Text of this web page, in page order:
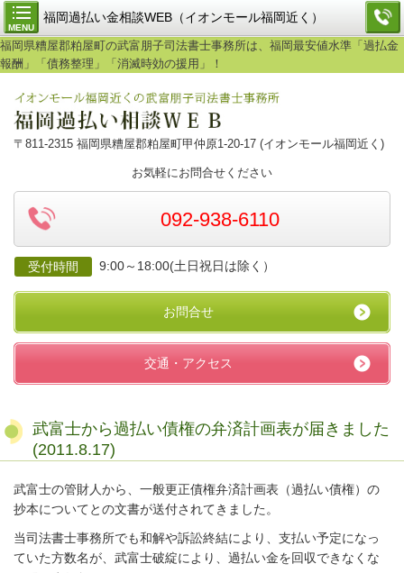
MENU
福岡過払い金相談WEB（イオンモール福岡近く）
福岡県糟屋郡粕屋町の武富朋子司法書士事務所は、福岡最安値水準「過払金
報酬」「債務整理」「消滅時効の援用」！
〒811-2315 福岡県糟屋郡粕屋町甲仲原1-20-17 (イオンモール福岡近く)
お気軽にお問合せください
092-938-6110
受付時間 9:00～18:00(土日祝日は除く）
お問合せ
交通・アクセス
武富士から過払い債権の弁済計画表が届きました
(2011.8.17)
武富士の管財人から、一般更正債権弁済計画表（過払い債権）の
抄本についてとの文書が送付されてきました。
当司法書士事務所でも和解や訴訟終結により、支払い予定になっ
ていた方数名が、武富士破綻により、過払い金を回収できなくな